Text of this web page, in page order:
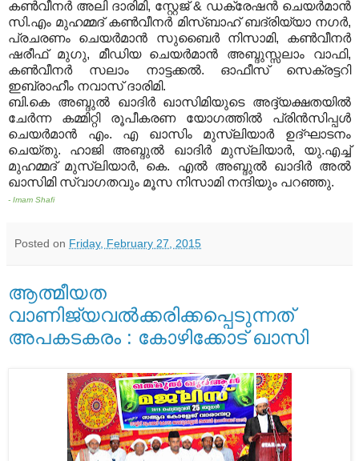
കണ്‍വീനര്‍ അലി ദാരിമി, സ്റ്റേജ് & ഡക്രേഷന്‍ ചെയര്‍മാന്‍
സി.എം മുഹമ്മദ് കണ്‍വീനര്‍ മിസ്ബാഹ് ബദ്‌രിയ്യാ നഗര്‍,
പ്രചരണം ചെയര്‍മാന്‍ സുബൈര്‍ നിസാമി, കണ്‍വീനര്‍
ഷരീഫ് മുഗു, മീഡിയ ചെയര്‍മാന്‍ അബ്ദുസ്സലാം വാഫി,
കണ്‍വീനര്‍ സലാം നാട്ടക്കല്‍. ഓഫീസ് സെക്രട്ടറി
ഇബ്രാഹീം നവാസ് ദാരിമി.
ബി.കെ അബ്ദുല്‍ ഖാദിര്‍ ഖാസിമിയുടെ അദ്ദ്യക്ഷതയില്‍
ചേര്‍ന്ന കമ്മിറ്റി രൂപീകരണ യോഗത്തില്‍ പ്രിന്‍സിപ്പള്‍
ചെയര്‍മാന്‍ എം. എ ഖാസിം മുസ്ലിയാര്‍ ഉദ്ഘാടനം
ചെയ്തു. ഹാജി അബ്ദുല്‍ ഖാദിര്‍ മുസ്ലിയാര്‍, യു.എച്ച്
മുഹമ്മദ് മുസ്ലിയാര്‍, കെ. എല്‍ അബ്ദുല്‍ ഖാദിര്‍ അല്‍
ഖാസിമി സ്വാഗതവും മൂസ നിസാമി നന്ദിയും പറഞ്ഞു.
- Imam Shafi
Posted on Friday, February 27, 2015
ആത്മീയത
വാണിജ്യവല്‍ക്കരിക്കപ്പെടുന്നത്
അപകടകരം : കോഴിക്കോട് ഖാസി